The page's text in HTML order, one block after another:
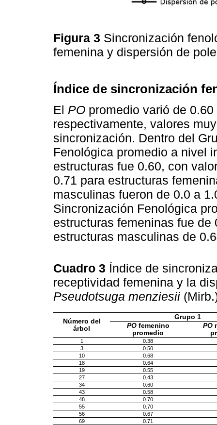
Figura 3 Sincronización
femenina y dispersión de
Índice de sincronización
El PO promedio varió de
respectivamente, valores
sincronización. Dentro del
Fenológica promedio a nivel
estructuras fue 0.60, con
0.71 para estructuras
masculinas fueron de 0.0 a
Sincronización Fenológica
estructuras femeninas fue
estructuras masculinas de
Cuadro 3 Índice de
receptividad femenina y la
Pseudotsuga menziesii
Número del
árbol
Grupo 1
POfemenino
promedio
PO
1
0.38
3
0.50
10
0.68
18
0.64
19
0.55
27
0.43
34
0.60
43
0.58
48
0.70
55
0.70
56
0.67
69
0.71